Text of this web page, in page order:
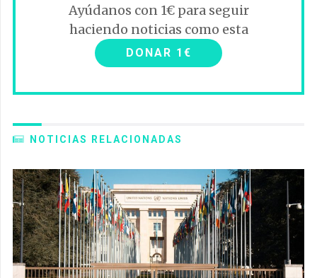
Ayúdanos con 1€ para seguir
haciendo noticias como esta
DONAR 1€
NOTICIAS RELACIONADAS